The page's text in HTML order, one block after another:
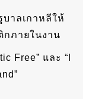
าลเกาหลีให้
กภายในงาน
Free” และ “I